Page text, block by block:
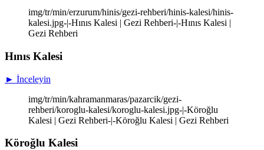
img/tr/min/erzurum/hinis/gezi-rehberi/hinis-kalesi/hinis-
kalesi.jpg-|-Hınıs Kalesi | Gezi Rehberi-|-Hınıs Kalesi |
Gezi Rehberi
Hınıs Kalesi
► İnceleyin
img/tr/min/kahramanmaras/pazarcik/gezi-
rehberi/koroglu-kalesi/koroglu-kalesi.jpg-|-Köroğlu
Kalesi | Gezi Rehberi-|-Köroğlu Kalesi | Gezi Rehberi
Köroğlu Kalesi